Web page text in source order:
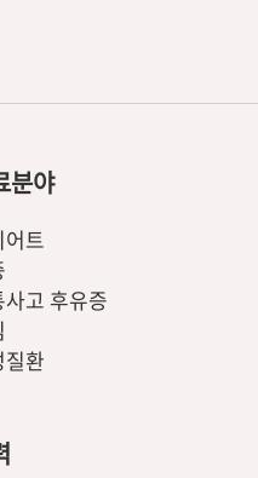
분야
어트
사고 후유증
질환